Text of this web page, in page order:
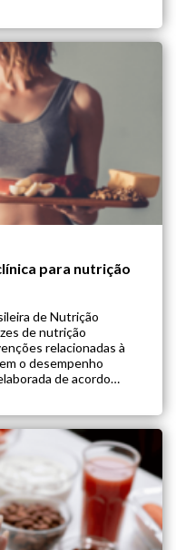
para nutrição
de Nutrição
de nutrição
relacionadas à
o desempenho
de acordo
da evidência